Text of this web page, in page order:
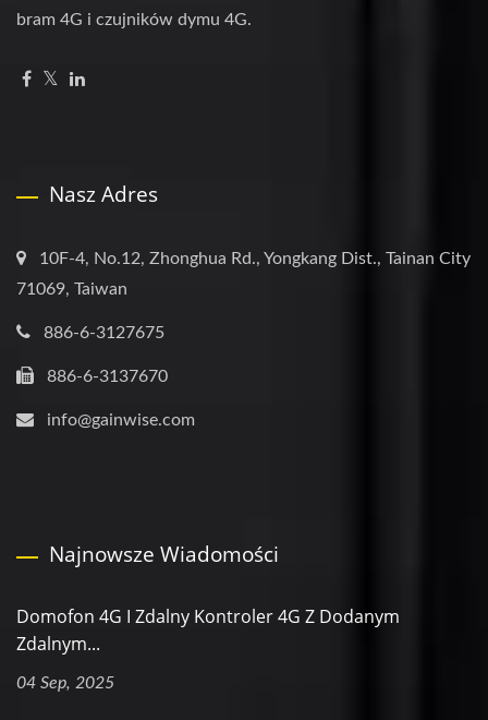
bram 4G i czujników dymu 4G.
Nasz Adres
10F-4, No.12, Zhonghua Rd., Yongkang Dist., Tainan City
71069, Taiwan
886-6-3127675
886-6-3137670
info@gainwise.com
Najnowsze Wiadomości
Domofon 4G I Zdalny Kontroler 4G Z Dodanym
Zdalnym...
04 Sep, 2025